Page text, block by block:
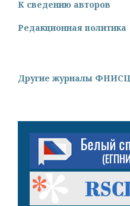
К сведению авторов
Редакционная политика
Другие журналы